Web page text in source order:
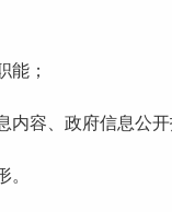
；
容、政府信息公开